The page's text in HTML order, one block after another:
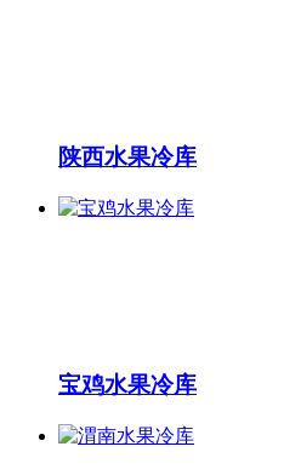
陕西水果冷库
宝鸡水果冷库